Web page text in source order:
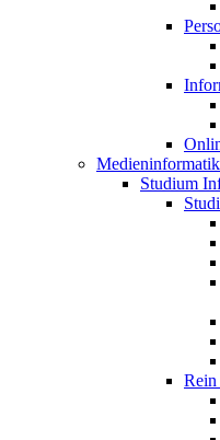
Studium
Rein